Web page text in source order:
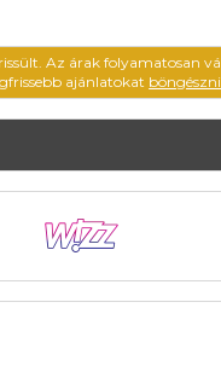
Az árak folyamatosan
ajánlatokat böngészni.